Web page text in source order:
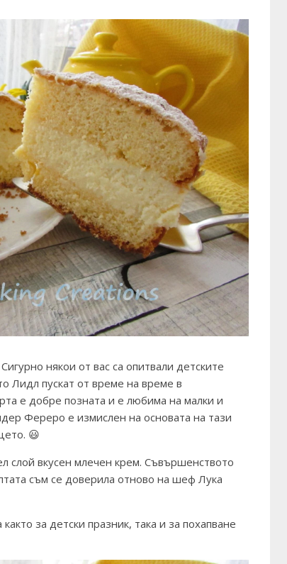
някои от вас са опитвали детските
Лидл пускат от време на време в
е добре позната и е любима на малки и
Фереро е измислен на основата на тази
😃
слой вкусен млечен крем. Съвършенството
съм се доверила отново на шеф Лука
за детски празник, така и за похапване